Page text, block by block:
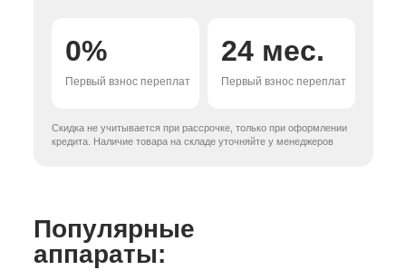
Скидка не учитывается при рассрочке, только при оформлении
кредита. Наличие товара на складе уточняйте у менеджеров
24 мес.
0%
Первый взнос переплат
Первый взнос переплат
Популярные
аппараты: